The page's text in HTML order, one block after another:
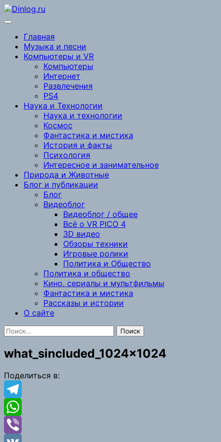
Перейти
к
Главная
Музыка и песни
Компьютеры и VR
Компьютеры
Интернет
Развлечения
PS4
Наука и Технологии
Наука и технологии
Космос
Фантастика и мистика
История и факты
Психология
Интересное и занимательное
Природа и Животные
Блог и публикации
Блог
Видеоблог
Видеоблог / общее
Всё о VR PICO 4
3D видео
Обзоры техники
Игровые ролики
Политика и Общество
Политика и общество
Кино, сериалы и мультфильмы
Фантастика и мистика
Рассказы и истории
О сайте
Найти:
what_sincluded_1024x1024
Поделиться в:
Telegram
WhatsApp